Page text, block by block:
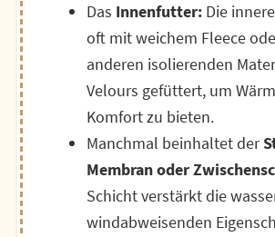
Das Innenfutter:Die
oft mit weichem Fleece
anderen isolierenden
Velours gefüttert, um
Komfort zu bieten.
Manchmal beinhaltet der
Membran oder
Schicht verstärkt die
windabweisenden